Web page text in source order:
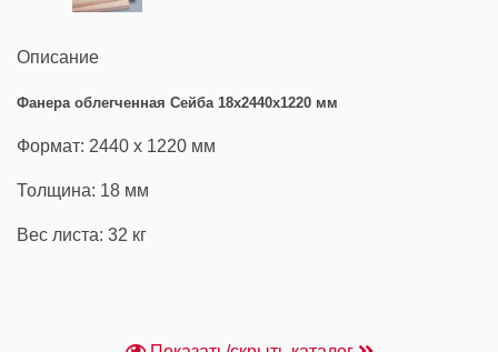
Описание
Фанера облегченная Сейба 18х2440х1220 мм
Формат: 2440 х 1220 мм
Толщина: 18 мм
Вес листа: 32 кг